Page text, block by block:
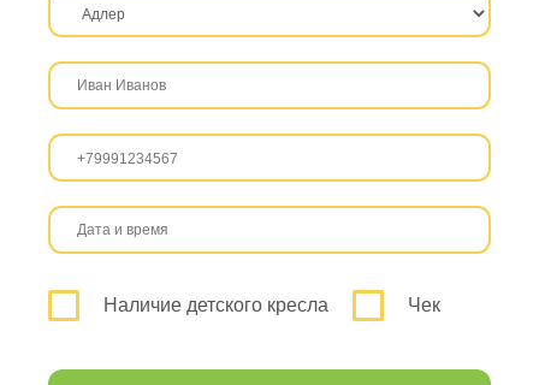
Наличие детского кресла Чек